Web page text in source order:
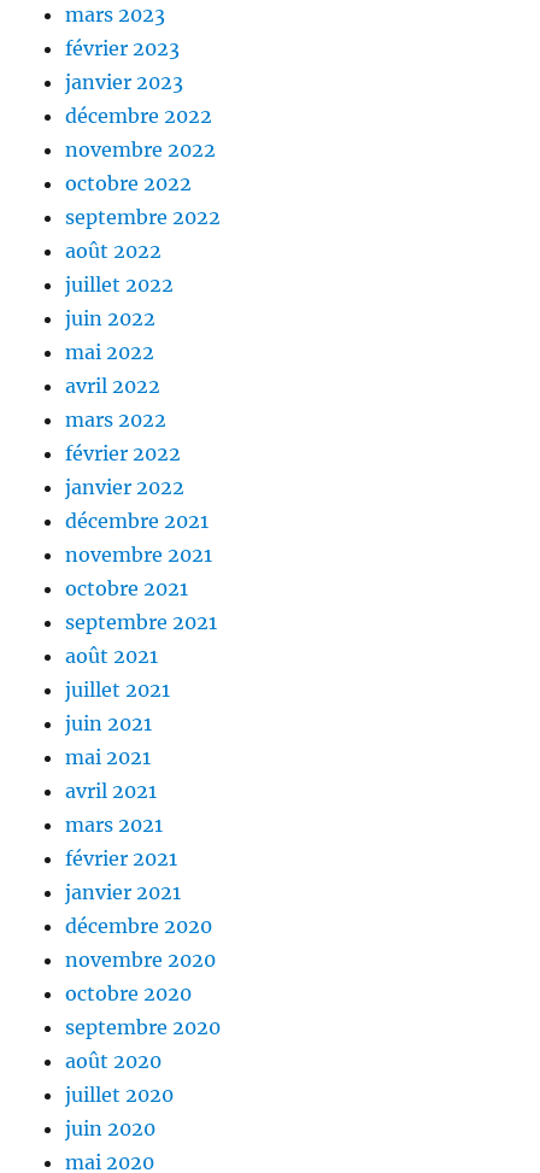
mars 2023
février 2023
janvier 2023
décembre 2022
novembre 2022
octobre 2022
septembre 2022
août 2022
juillet 2022
juin 2022
mai 2022
avril 2022
mars 2022
février 2022
janvier 2022
décembre 2021
novembre 2021
octobre 2021
septembre 2021
août 2021
juillet 2021
juin 2021
mai 2021
avril 2021
mars 2021
février 2021
janvier 2021
décembre 2020
novembre 2020
octobre 2020
septembre 2020
août 2020
juillet 2020
juin 2020
mai 2020